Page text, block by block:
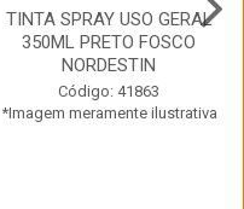
TINTA SPRAY USO GERAL
350ML PRETO FOSCO
NORDESTIN
Código: 41863
*Imagem meramente ilustrativa